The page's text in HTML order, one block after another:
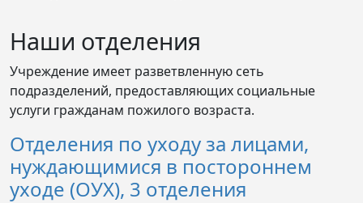
Наши отделения
Учреждение имеет разветвленную сеть
подразделений, предоставляющих социальные
услуги гражданам пожилого возраста.
Отделения по уходу за лицами,
нуждающимися в постороннем
уходе (ОУХ), 3 отделения